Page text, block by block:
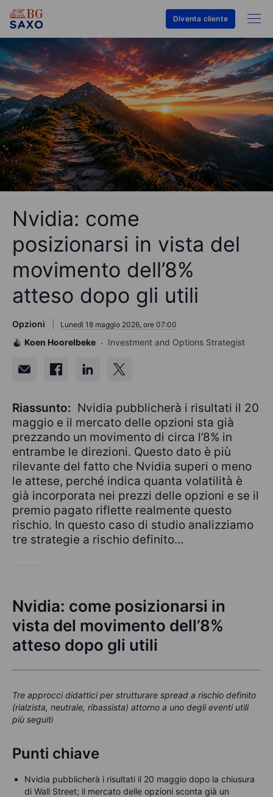
Diventa cliente
Nvidia: come
posizionarsi in vista del
movimento dell’8%
atteso dopo gli utili
Opzioni Lunedì 18 maggio 2026, ore 07:00
Koen Hoorelbeke Investment and Options Strategist
Riassunto: Nvidia pubblicherà i risultati il 20
maggio e il mercato delle opzioni sta già
prezzando un movimento di circa l’8% in
entrambe le direzioni. Questo dato è più
rilevante del fatto che Nvidia superi o meno
le attese, perché indica quanta volatilità è
già incorporata nei prezzi delle opzioni e se il
premio pagato riflette realmente questo
rischio. In questo caso di studio analizziamo
tre strategie a rischio definito…
Nvidia: come posizionarsi in
vista del movimento dell’8%
atteso dopo gli utili
Tre approcci didattici per strutturare spread a rischio definito
(rialzista, neutrale, ribassista) attorno a uno degli eventi utili
più seguiti
Punti chiave
Nvidia pubblicherà i risultati il 20 maggio dopo la chiusura
di Wall Street; il mercato delle opzioni sconta già un